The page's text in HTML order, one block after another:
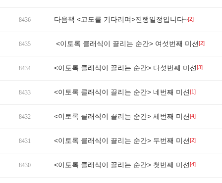
8436 다음책 <고도를 기다리며>진행일정입니다~[2]
8435 <이토록 클래식이 끌리는 순간> 여섯번째 미션[2]
8434 <이토록 클래식이 끌리는 순간> 다섯번째 미션[3]
8433 <이토록 클래식이 끌리는 순간> 네번째 미션[1]
8432 <이토록 클래식이 끌리는 순간> 세번째 미션[4]
8431 <이토록 클래식이 끌리는 순간> 두번째 미션[2]
8430 <이토록 클래식이 끌리는 순간> 첫번째 미션[4]